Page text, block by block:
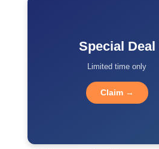
Special Deal
Limited time only
Claim →